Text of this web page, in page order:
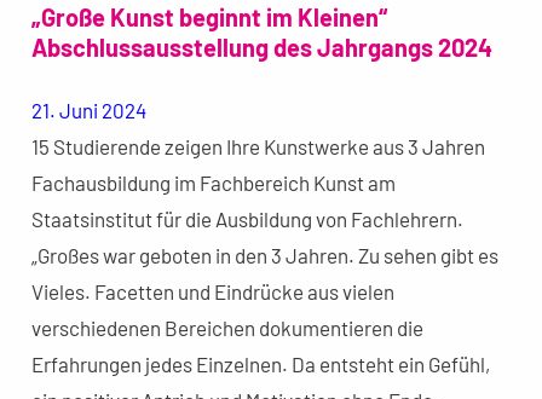
„Große Kunst beginnt im Kleinen“
Abschlussausstellung des Jahrgangs 2024
21. Juni 2024
15 Studierende zeigen Ihre Kunstwerke aus 3 Jahren
Fachausbildung im Fachbereich Kunst am
Staatsinstitut für die Ausbildung von Fachlehrern.
„Großes war geboten in den 3 Jahren. Zu sehen gibt es
Vieles. Facetten und Eindrücke aus vielen
verschiedenen Bereichen dokumentieren die
Erfahrungen jedes Einzelnen. Da entsteht ein Gefühl,